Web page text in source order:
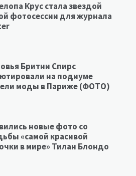
Крус стала звездой
фотосессии для журнала
Бритни Спирс
на подиуме
моды в Париже (ФОТО)
новые фото со
«самой красивой
в мире» Тилан Блондо